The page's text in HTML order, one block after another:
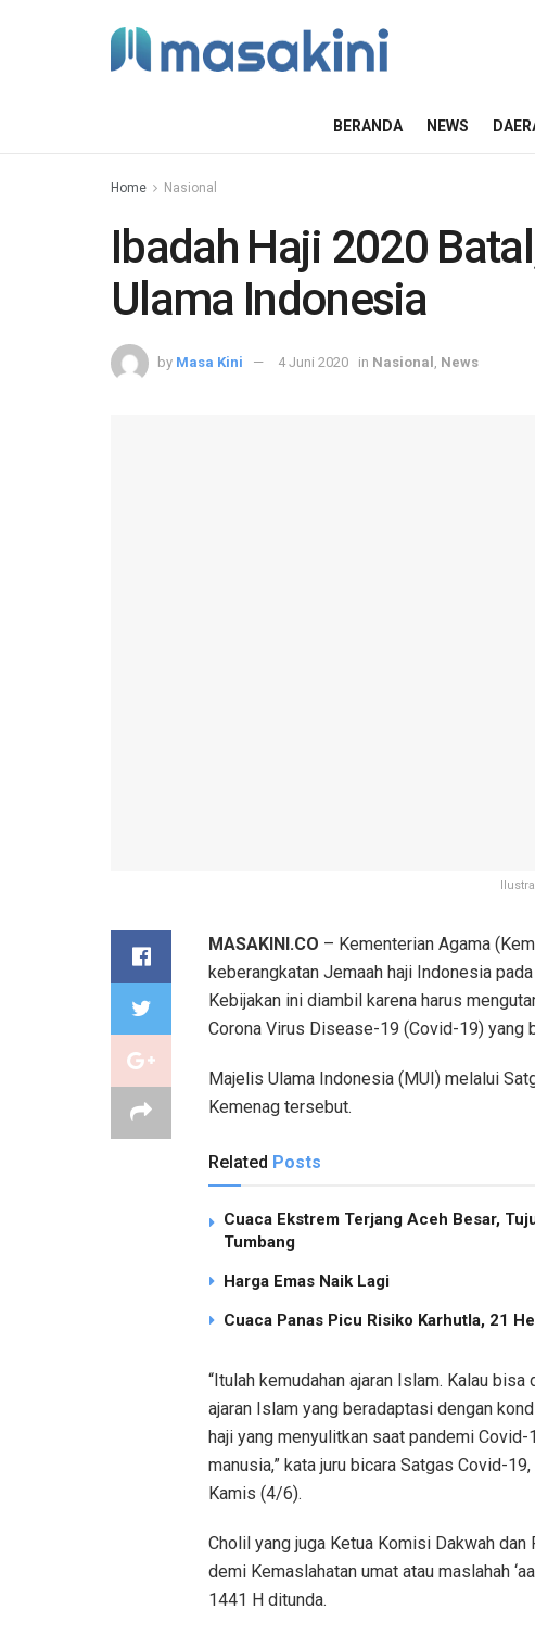
BERANDA NEWS
Home Nasional
Ibadah Haji 2020
Ulama Indonesia
by Masa Kini 4 Juni 2020 in Nasional News
MASAKINI.CO – Kementerian Agama
keberangkatan Jemaah haji Indonesia
Kebijakan ini diambil karena harus
Corona Virus Disease-19 (Covid-19) yang
Majelis Ulama Indonesia (MUI) melalui
Kemenag tersebut.
Related Posts
Cuaca Ekstrem Terjang Aceh Besar,
Tumbang
Harga Emas Naik Lagi
Cuaca Panas Picu Risiko Karhutla, 21
“Itulah kemudahan ajaran Islam. Kalau
ajaran Islam yang beradaptasi dengan
haji yang menyulitkan saat pandemi
manusia,” kata juru bicara Satgas Covid-
Kamis (4/6).
Cholil yang juga Ketua Komisi Dakwah
demi Kemaslahatan umat atau maslahah
1441 H ditunda.